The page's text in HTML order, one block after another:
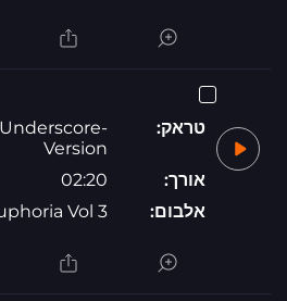
טראק:
Version
אורך:
02:20
אלבום:
Vol 3